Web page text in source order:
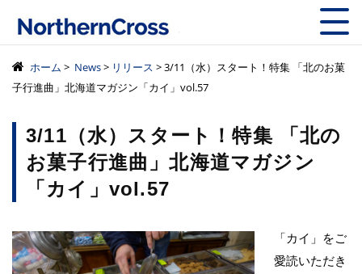
株式会社ノーザン
ホーム > News> リリース > 3/11（水）スタート！特集 「北のお菓
子行進曲」北海道マガジン「カイ」vol.57
3/11（水）スタート！特集 「北の
お菓子行進曲」北海道マガジン
「カイ」vol.57
「カイ」をご
愛読いただき